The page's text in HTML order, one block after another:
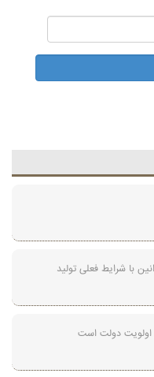
با شرایط فعلی تولید
اولویت دولت است